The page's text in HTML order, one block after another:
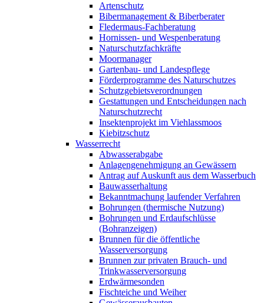
Artenschutz
Bibermanagement & Biberberater
Fledermaus-Fachberatung
Hornissen- und Wespenberatung
Naturschutzfachkräfte
Moormanager
Gartenbau- und Landespflege
Förderprogramme des Naturschutzes
Schutzgebietsverordnungen
Gestattungen und Entscheidungen nach
Naturschutzrecht
Insektenprojekt im Viehlassmoos
Kiebitzschutz
Wasserrecht
Abwasserabgabe
Anlagengenehmigung an Gewässern
Antrag auf Auskunft aus dem Wasserbuch
Bauwasserhaltung
Bekanntmachung laufender Verfahren
Bohrungen (thermische Nutzung)
Bohrungen und Erdaufschlüsse
(Bohranzeigen)
Brunnen für die öffentliche
Wasserversorgung
Brunnen zur privaten Brauch- und
Trinkwasserversorgung
Erdwärmesonden
Fischteiche und Weiher